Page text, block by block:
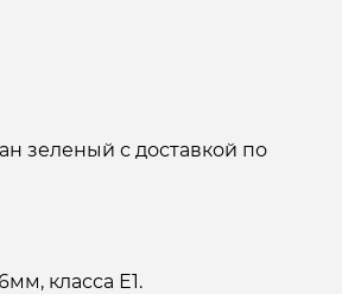
зеленый с доставкой по
класса Е1.